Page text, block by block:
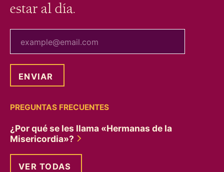
estar al día.
PREGUNTAS FRECUENTES
¿Por qué se les llama «Hermanas de la
Misericordia»?
VER TODAS